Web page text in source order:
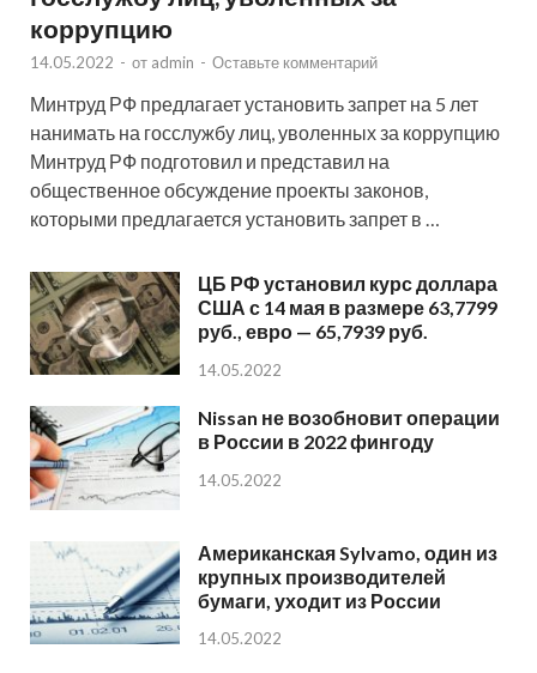
коррупцию
14.05.2022 - от admin - Оставьте комментарий
Минтруд РФ предлагает установить запрет на 5 лет
нанимать на госслужбу лиц, уволенных за коррупцию
Минтруд РФ подготовил и представил на
общественное обсуждение проекты законов,
которыми предлагается установить запрет в …
ЦБ РФ установил курс доллара
США с 14 мая в размере 63,7799
руб., евро — 65,7939 руб.
14.05.2022
Nissan не возобновит операции
в России в 2022 фингоду
14.05.2022
Американская Sylvamo, один из
крупных производителей
бумаги, уходит из России
14.05.2022